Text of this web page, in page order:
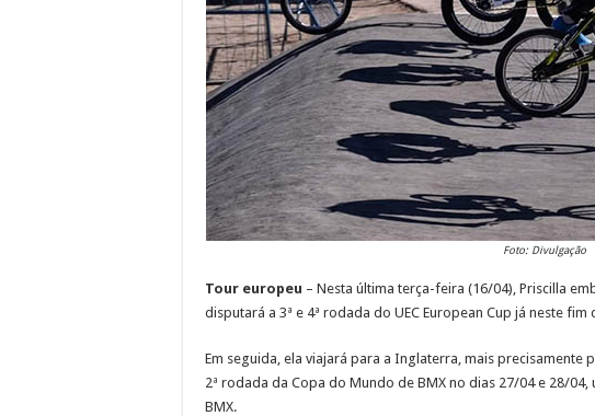
Foto: Divulgação
Tour europeu – Nesta última terça-feira (16/04), Priscilla
disputará a 3ª e 4ª rodada do UEC European Cup já neste
Em seguida, ela viajará para a Inglaterra, mais precisamente
2ª rodada da Copa do Mundo de BMX no dias 27/04 e 28/
BMX.